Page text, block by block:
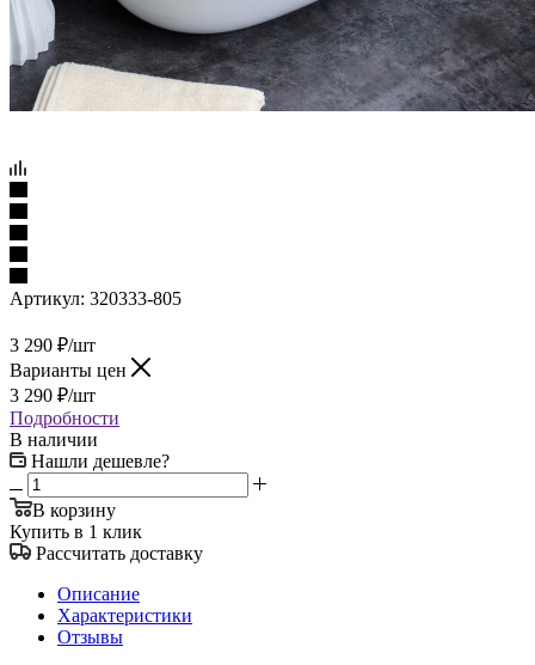
Артикул: 320333-805
3 290 ₽/шт
Варианты цен
3 290 ₽/шт
Подробности
В наличии
Нашли дешевле?
В корзину
Купить в 1 клик
Рассчитать доставку
Описание
Характеристики
Отзывы